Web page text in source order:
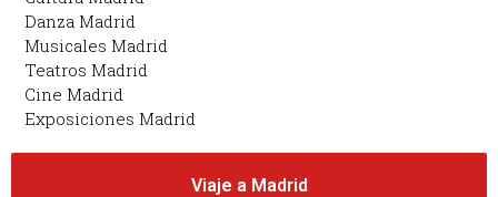
Danza Madrid
Musicales Madrid
Teatros Madrid
Cine Madrid
Exposiciones Madrid
Viaje a Madrid